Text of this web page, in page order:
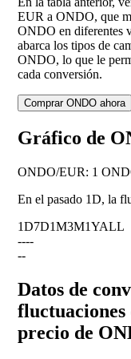
EUR a ONDO, que
ONDO en diferentes
abarca los tipos de
ONDO, lo que le
cada conversión.
Comprar ONDO ahora
Gráfico de
ONDO/EUR: 1
En el pasado 1D, la
1D7D1M3M1YALL
----
--
Datos de
fluctuaciones
precio de